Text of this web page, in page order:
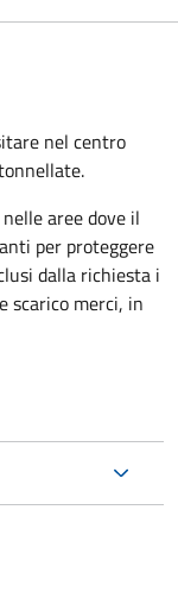
nel centro
aree dove il
per proteggere
dalla richiesta i
scarico merci, in